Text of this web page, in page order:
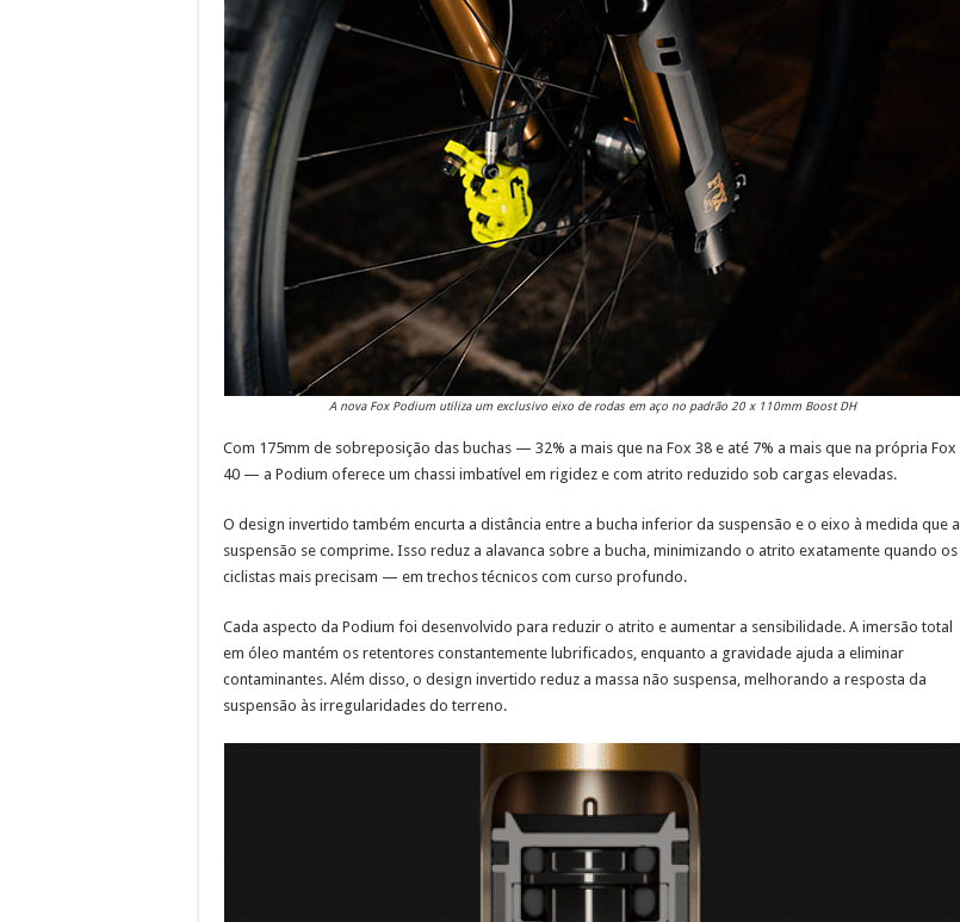
A nova Fox Podium utiliza um exclusivo eixo de rodas em aço no padrão 20 x 110mm Boost DH
Com 175mm de sobreposição das buchas — 32% a mais que na Fox 38 e até 7% a mais que na própria Fox
40 — a Podium oferece um chassi imbatível em rigidez e com atrito reduzido sob cargas elevadas.
O design invertido também encurta a distância entre a bucha inferior da suspensão e o eixo à medida que a
suspensão se comprime. Isso reduz a alavanca sobre a bucha, minimizando o atrito exatamente quando os
ciclistas mais precisam — em trechos técnicos com curso profundo.
Cada aspecto da Podium foi desenvolvido para reduzir o atrito e aumentar a sensibilidade. A imersão total
em óleo mantém os retentores constantemente lubrificados, enquanto a gravidade ajuda a eliminar
contaminantes. Além disso, o design invertido reduz a massa não suspensa, melhorando a resposta da
suspensão às irregularidades do terreno.